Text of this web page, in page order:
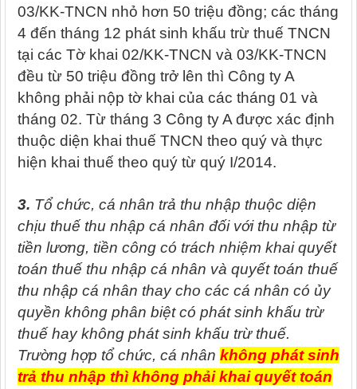
03/KK-TNCN nhỏ hơn 50 triệu đồng; các tháng
4 đến tháng 12 phát sinh khấu trừ thuế TNCN
tại các Tờ khai 02/KK-TNCN và 03/KK-TNCN
đều từ 50 triệu đồng trở lên thì Công ty A
không phải nộp tờ khai của các tháng 01 và
tháng 02. Từ tháng 3 Công ty A được xác định
thuộc diện khai thuế TNCN theo quý và thực
hiện khai thuế theo quý từ quý I/2014.
3. Tổ chức, cá nhân trả thu nhập thuộc diện
chịu thuế thu nhập cá nhân đối với thu nhập từ
tiền lương, tiền công có trách nhiệm khai quyết
toán thuế thu nhập cá nhân và quyết toán thuế
thu nhập cá nhân thay cho các cá nhân có ủy
quyền không phân biệt có phát sinh khấu trừ
thuế hay không phát sinh khấu trừ thuế.
Trường hợp tổ chức, cá nhân không phát sinh
trả thu nhập thì không phải khai quyết toán